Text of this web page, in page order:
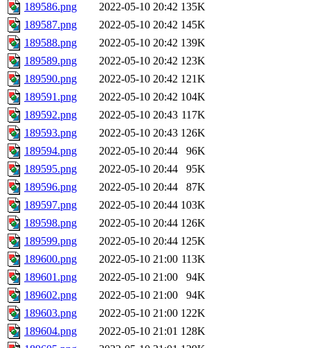
189586.png
2022-05-10 20:42 135K
189587.png
2022-05-10 20:42 145K
189588.png
2022-05-10 20:42 139K
189589.png
2022-05-10 20:42 123K
189590.png
2022-05-10 20:42 121K
189591.png
2022-05-10 20:42 104K
189592.png
2022-05-10 20:43 117K
189593.png
2022-05-10 20:43 126K
189594.png
2022-05-10 20:44
96K
189595.png
2022-05-10 20:44
95K
189596.png
2022-05-10 20:44
87K
189597.png
2022-05-10 20:44 103K
189598.png
2022-05-10 20:44 126K
189599.png
2022-05-10 20:44 125K
189600.png
2022-05-10 21:00 113K
189601.png
2022-05-10 21:00
94K
189602.png
2022-05-10 21:00
94K
189603.png
2022-05-10 21:00 122K
189604.png
2022-05-10 21:01 128K